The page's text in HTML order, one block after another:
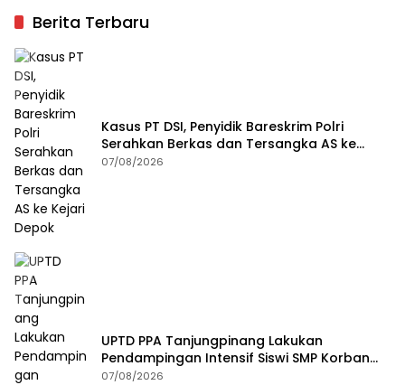
Berita Terbaru
Kasus PT DSI, Penyidik Bareskrim Polri
Serahkan Berkas dan Tersangka AS ke
Kejari Depok
07/08/2026
UPTD PPA Tanjungpinang Lakukan
Pendampingan Intensif Siswi SMP Korban
Asusila
07/08/2026